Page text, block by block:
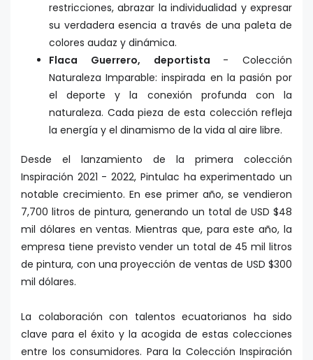
restricciones, abrazar la individualidad y expresar
su verdadera esencia a través de una paleta de
colores audaz y dinámica.
Flaca Guerrero, deportista - Colección
Naturaleza Imparable: inspirada en la pasión por
el deporte y la conexión profunda con la
naturaleza. Cada pieza de esta colección refleja
la energía y el dinamismo de la vida al aire libre.
Desde el lanzamiento de la primera colección
Inspiración 2021 - 2022, Pintulac ha experimentado un
notable crecimiento. En ese primer año, se vendieron
7,700 litros de pintura, generando un total de USD $48
mil dólares en ventas. Mientras que, para este año, la
empresa tiene previsto vender un total de 45 mil litros
de pintura, con una proyección de ventas de USD $300
mil dólares.
La colaboración con talentos ecuatorianos ha sido
clave para el éxito y la acogida de estas colecciones
entre los consumidores. Para la Colección Inspiración